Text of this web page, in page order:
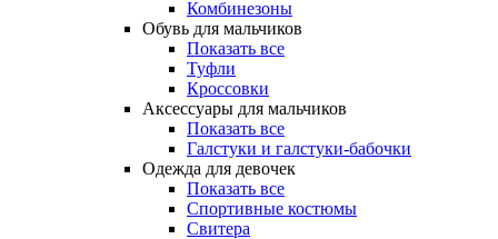
Комбинезоны
Обувь для мальчиков
Показать все
Туфли
Кроссовки
Аксессуары для мальчиков
Показать все
Галстуки и галстуки-бабочки
Одежда для девочек
Показать все
Спортивные костюмы
Свитера